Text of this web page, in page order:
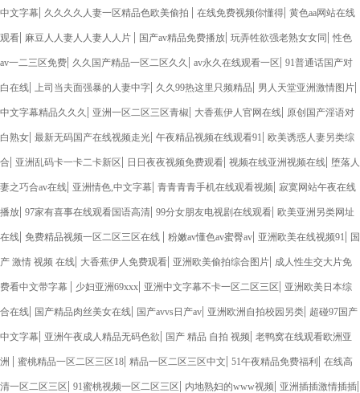
中文字幕| 久久久久人妻一区精品色欧美偷拍 | 在线免费视频你懂得| 黄色aa网站在线
观看| 麻豆人人妻人人妻人人片 | 国产av精品免费播放| 玩弄牲欲强老熟女女同 | 性色
av一二三区免费| 久久国产精品一区二区久久 | av永久在线观看一区| 91普通话国产对
白在线| 上司当夫面强暴的人妻中字| 久久99热这里只频精品| 男人天堂亚洲激情图片|
中文字幕精品久久久 | 亚洲一区二区三区青椒| 大香蕉伊人官网在线| 原创国产淫语对
白熟女| 最新无码国产在线视频走光| 午夜精品视频在线观看91| 欧美诱惑人妻另类综
合| 亚洲乱码卡一卡二卡新区| 日日夜夜视频免费观看| 视频在线亚洲视频在线| 堕落人
妻之巧合av在线| 亚洲情色,中文字幕| 青青青青手机在线观看视频| 寂寞网站午夜在线
播放| 97家有喜事在线观看国语高清| 99分女朋友电视剧在线观看| 欧美亚洲另类网址
在线| 免费精品视频一区二区三区在线 | 粉嫩av懂色av蜜臀av| 亚洲欧美在线视频91| 国
产 激情 视频 在线| 大香蕉伊人免费观看| 亚洲欧美偷拍综合图片| 成人性生交大片免
费看中文带字幕 | 少妇亚洲69xxx| 亚洲中文字幕不卡一区二区三区| 亚洲欧美日本综
合在线| 国产精品肉丝美女在线| 国产avvs日产av| 亚洲欧洲自拍校园另类| 超碰97国产
中文字幕| 亚洲午夜成人精品无码色欲| 国产 精品 自拍 视频| 老鸭窝在线观看欧洲亚
洲 | 蜜桃精品一区二区三区18| 精品一区二区三区中文| 51午夜精品免费福利 | 在线高
清一区二区三区| 91蜜桃视频一区二区三区| 内地熟妇的www视频| 亚洲插插激情插插|